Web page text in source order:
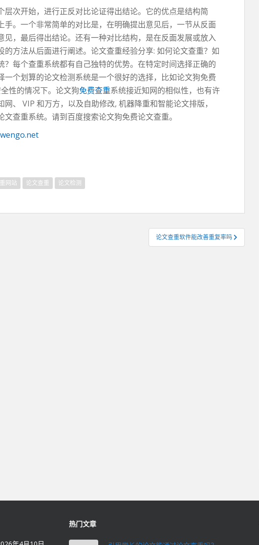
层次开始，进行正反对比论证得出结论。它的优点是结构简
手。一个非常简单的对比是，在明确提出意见后，一节从反面
见，最后得出结论。还有一种对比结构，是在反面发展或放入
的方法从后面进行阐述。论文查重经验分享: 如何论文查重？如
？每个查重系统都有自己独特的优势。在特定时间选择正确的
一个划算的论文检测系统是一个很好的选择，比如论文狗免费
性的情况下。论文狗免费查重系统接近知网的相似性，也有许
、 VIP 和万方，以及自助修改, 机器降重和智能论文排版，
查重系统。请到百度搜索论文狗免费论文查重。
网站 论文查重 论文检测
论文查重软件能改善重复率吗
热门文章